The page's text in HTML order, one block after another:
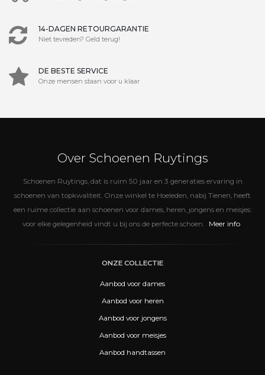
14-DAGEN RETOURGARANTIE
Niet tevreden? Geld terug!
DE BESTE SERVICE
Onze mensen staan voor u klaar
Over Schoenen Ruytings
Schoenen Ruytings, dat is ruim 50 jaar en 3 generaties ervaring in
schoenen van topkwaliteit. Onze winkel te Hoeleden, nabij Tienen, heeft
een ruime collectie aan schoenen voor dames, heren, jongens en meisjes:
voor elke gelegenheid vindt u bij ons de perfecte schoen.
Meer info
ONZE COLLECTIE
Aanbod voor dames
Aanbod voor heren
Aanbod voor jongens
Aanbod voor meisjes
Aanbod handtassen